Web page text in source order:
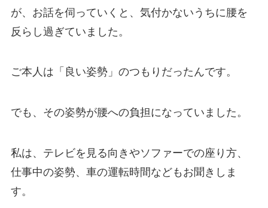
が、お話を伺っていくと、気付かないうちに腰を
反らし過ぎていました。
ご本人は「良い姿勢」のつもりだったんです。
でも、その姿勢が腰への負担になっていました。
私は、テレビを見る向きやソファーでの座り方、
仕事中の姿勢、車の運転時間などもお聞きしま
す。